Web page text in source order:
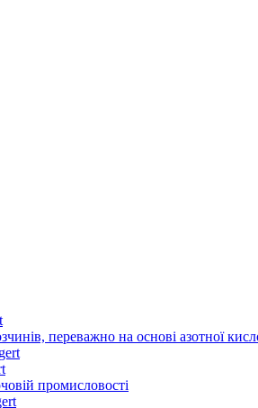
переважно на основі азотної
промисловості